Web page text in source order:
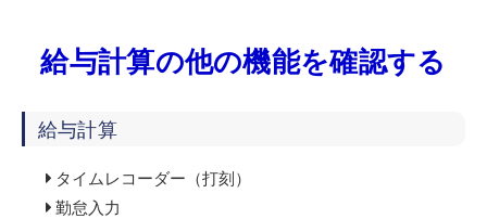
給与計算の他の機能を確認する
給与計算
タイムレコーダー（打刻）
勤怠入力